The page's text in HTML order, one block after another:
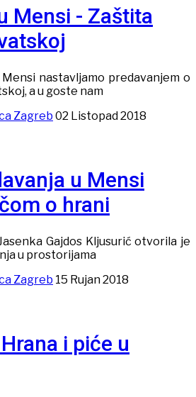
Mensi - Zaštita
nastavljamo predavanjem o
a u goste nam
Zagreb 02 Listopad 2018
u Mensi
o hrani
Gajdos Kljusurić otvorila je
u prostorijama
Zagreb 15 Rujan 2018
i piće u